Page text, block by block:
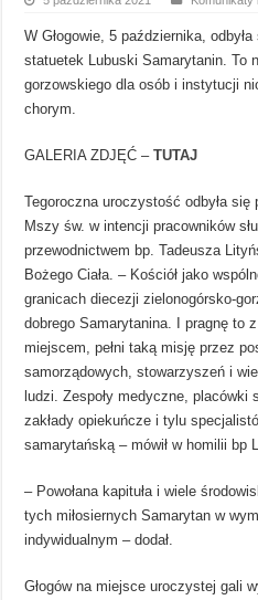
W Głogowie, 5 października,
statuetek Lubuski Samarytanin. To
gorzowskiego dla osób i instytucji
chorym.
GALERIA ZDJĘĆ –TUTAJ
Tegoroczna uroczystość odbyła
Mszy św. w intencji pracowników
przewodnictwem bp. Tadeusza
Bożego Ciała. – Kościół jako
granicach diecezji zielonogórsko-
dobrego Samarytanina. I pragnę to
miejscem, pełni taką misję przez
samorządowych, stowarzyszeń i
ludzi. Zespoły medyczne, placówki
zakłady opiekuńcze i tylu
samarytańską – mówił w homilii bp
– Powołana kapituła i wiele
tych miłosiernych Samarytan w
indywidualnym – dodał.
Głogów na miejsce uroczystej gali